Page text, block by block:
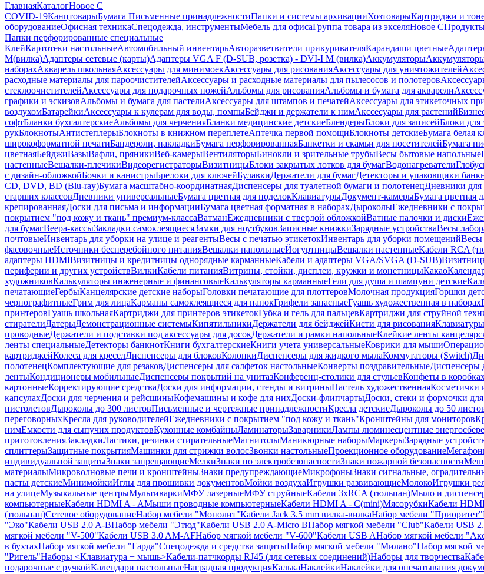
ГлавнаяКаталогНовое С
COVID-19КанцтоварыБумага Письменные принадлежностиПапки и системы архивацииХозтоварыКартриджи и
оборудованиеОфисная техникаСпецодежда, инструментыМебель для офисаГруппа товара из экселяНовое С
Папки перфорированные специальные
КлейКартотеки настольныеАвтомобильный инвентарьАвторазветвители прикуривателяКарандаши цветные
M(вилка)Адаптеры сетевые (карты)Адаптеры VGA F (D-SUB, розетка) - DVI-I M (вилка)Аккумуляторы
наборахАкварель школьнаяАксессуары для минимоекАксессуары для рисованияАксессуары для уничтожителей
расходные материалы для пароочистителейАксессуары и расходные материалы для пылесосов и полотеров
стеклоочистителейАксессуары для подарочных ножейАльбомы для рисованияАльбомы и бумага для акварели
графики и эскизовАльбомы и бумага для пастелиАксессуары для штампов и печатейАксессуары для этикеточных
воздухомБатарейкиАксессуары к кулерам для воды, помпыБейджи и держатели к нимАкссесуары для растений
софтБланки бухгалтерскиеАльбомы для черченияБланки медицинские детскиеБлендерыБлоки для записейБлоки для
рукБлокнотыАнтистеплерыБлокноты в книжном переплетеАптечка первой помощиБлокноты детскиеБумага белая
широкоформатной печатиБандероли, накладкиБумага перфорированнаяБанкетки и скамьи для посетителейБумага
цветнаяБейджиВазыВафли, пряникиВеб-камерыВентиляторыБинокли и зрительные трубыВесы бытовые напольные
настенныеВешалки-плечикиВидеорегистраторыВизитницыБлоки закрытых лотков для бумагВодонагреватели
с дизайн-обложкойБочки и канистрыБрелоки для ключейБулавкиДержатели для бумагДетекторы и упаковщики
CD, DVD, BD (Blu-ray)Бумага масштабно-координатнаяДиспенсеры для туалетной бумаги и полотенецДневники для
старших классовДневники универсальныеБумага цветная для поделокКлавиатурыДокумент-камерыБумага цветная
крепированнаяДоски для письма и информацииБумага цветная форматная в наборахДыроколыЕжедневники с
покрытием "под кожу и ткань" премиум-классаВатманЕжедневники с твердой обложкойВатные палочки и диски
для бумагВеера-кассыЗакладки самоклеящиесяЗамки для ноутбуковЗаписные книжкиЗарядные устройстваВесы
почтовыеИнвентарь для уборки на улице и реагентыВесы с печатью этикетокИнвентарь для уборки помещенийВесы
фасовочныеИсточники бесперебойного питанияВешалки напольныеЙогуртницыВешалки настенныеКабели RCA
адаптеры HDMIВизитницы и кредитницы однорядные карманныеКабели и адаптеры VGA/SVGA (D-SUB)
периферии и других устройствВилкиКабели питанияВитрины, стойки, дисплеи, кружки и монетницыКакао
художниковКалькуляторы инженерные и финансовыеКалькуляторы карманныеГели для душа и шампуни детские
печатающиеГербыКанцелярские детские наборыГоловки печатающие для плоттеровМолочная продукцияГоршки
чернографитныеГрим для лицаКарманы самоклеящиеся для папокГрифели запасныеГуашь художественная в наборах
принтеровГуашь школьнаяКартриджи для принтеров этикетокГубка и гель для пальцевКартриджи для струйной
стирателиДатерыДемонстрационные системыКипятильникиДержатели для бейджейКисти для рисования
проводныеДержатели и подставки под аксессуары для досокДержатели и рамки напольныеКлейкие ленты
ленты специальныеДетекторы банкнотКниги бухгалтерскиеКниги учета универсальныеКоврики для мыши
картриджейКолеса для креселДиспенсеры для блоковКолонкиДиспенсеры для жидкого мылаКоммутаторы (Switch)
полотенецКомплектующие для резаковДиспенсеры для салфеток настольныеКонверты поздравительныеДиспенсеры
лентыКондиционеры мобильныеДиспенсеры покрытий на унитазКонференц-столики для стульевКонфеты в
картонныеКорректирующие средстваДоски для информации, стенды и витриныПастель художественнаяКосметички
капсулахДоски для черчения и рейсшиныКофемашины и кофе для нихДоски-флипчартыДоски, стеки и формочки
пистолетовДыроколы до 300 листовПисьменные и чертежные принадлежностиКресла детскиеДыроколы до 50
переговорныхКресла для руководителейЕжедневники с покрытием "под кожу и ткань"Кронштейны для мониторов
нимЕмкости для сыпучих продуктовКухонные комбайныЛаминаторыЗаварникиЛампы люминесцентные
приготовленияЗакладкиЛастики, резинки стирательныеМагнитолыМаникюрные наборыМаркерыЗарядные
сплиттерыЗащитные покрытияМашинки для стрижки волосЗвонки настольныеПроекционное оборудование
индивидуальной защитыЗнаки запрещающиеМелкиЗнаки по электробезопасностиЗнаки пожарной безопасности
материалыМикроволновые печи и кронштейныЗнаки предупреждающиеМикрофоныЗнаки сигнальные,
пасты детскиеМинимойкиИглы для прошивки документовМойки воздухаИгрушки развивающиеМолокоИгрушки
на улицеМузыкальные центрыМультиваркиМФУ лазерныеМФУ струйныеКабели 3xRCA (тюльпан)Мыло и
компьютерныеКабели HDMI A - AМыши проводные компьютерныеКабели HDMI A - C(mini)МясорубкиКабели
(тюльпан)Сетевое оборудованиеНабор мебели "Монолит"Кабели Jack 3.5 mm вилка-вилкаНабор мебели "Приоритет"
"Эко"Кабели USB 2.0 A-BНабор мебели "Этюд"Кабели USB 2.0 A-Micro BНабор мягкой мебели "Club"Кабели USB
мягкой мебели "V-500"Кабели USB 3.0 AM-AFНабор мягкой мебели "V-600"Кабели USB AНабор мягкой мебели
в бухтахНабор мягкой мебели "Гарда"Спецодежда и средства защитыНабор мягкой мебели "Милано"Набор мягкой
"Ригель"Наборы <Клавиатура + мышь>Кабели-патчкорды RJ45 (для сетевых соединений)Наборы для творчества
подарочные с ручкойКалендари настольныеНаградная продукцияКалькаНаклейкиНаклейки для опечатывания